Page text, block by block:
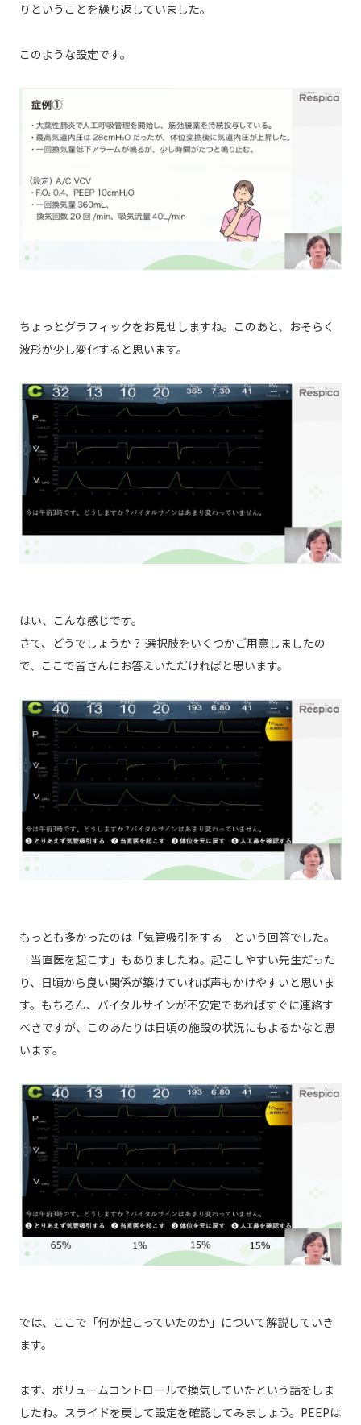
りということを繰り返していました。
このような設定です。
ちょっとグラフィックをお見せしますね。このあと、おそらく
波形が少し変化すると思います。
はい、こんな感じです。
さて、どうでしょうか？ 選択肢をいくつかご用意しましたの
で、ここで皆さんにお答えいただければと思います。
もっとも多かったのは「気管吸引をする」という回答でした。
「当直医を起こす」もありましたね。起こしやすい先生だった
り、日頃から良い関係が築けていれば声もかけやすいと思いま
す。もちろん、バイタルサインが不安定であればすぐに連絡す
べきですが、このあたりは日頃の施設の状況にもよるかなと思
います。
では、ここで「何が起こっていたのか」について解説していき
ます。
まず、ボリュームコントロールで換気していたという話をしま
したね。スライドを戻して設定を確認してみましょう。PEEPは